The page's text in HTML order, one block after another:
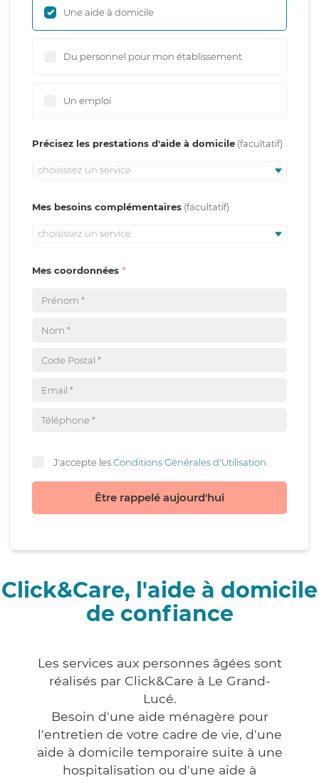
Une aide à domicile
Du personnel pour mon établissement
Un emploi
Précisez les prestations d'aide à domicile
choisissez un service
Mes besoins complémentaires
choisissez un service
Mes coordonnées
J'accepte lesConditions Générales d'Utilisation
Être rappelé aujourd'hui
Click&Care, l'aide à domicile
de confiance
Les services aux personnes âgées sont
réalisés par Click&Care à Le Grand-
Lucé.
Besoin d'une aide ménagère pour
l'entretien de votre cadre de vie, d'une
aide à domicile temporaire suite à une
hospitalisation ou d'une aide à